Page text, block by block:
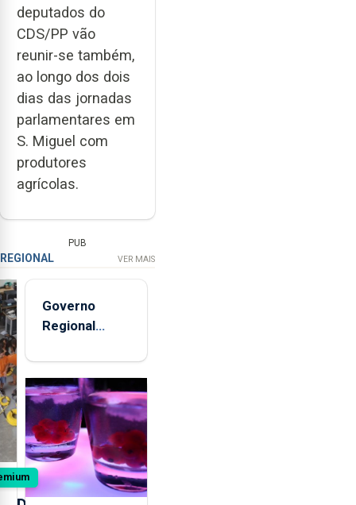
deputados do
CDS/PP vão
reunir-se também,
ao longo dos dois
dias das jornadas
parlamentares em
S. Miguel com
produtores
agrícolas.
PUB
REGIONAL VER MAIS
Governo
Regional
apartamentos
na freguesia
da Maia